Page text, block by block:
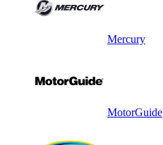
Mercury
MotorGuide